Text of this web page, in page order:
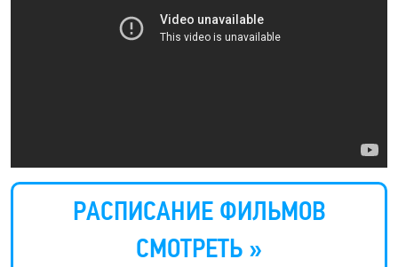
РАСПИСАНИЕ ФИЛЬМОВ
СМОТРЕТЬ »